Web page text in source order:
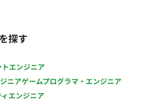
探す
トエンジニア
ニアゲームプログラマ・エンジニア
エンジニア